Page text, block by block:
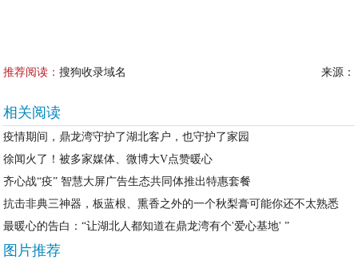
推荐阅读：搜狗收录域名 来源：
相关阅读
疫情期间，鼎龙湾守护了湖北客户，也守护了家园
徐闻火了！被多家媒体、微博大V点赞暖心
齐心战“疫” 智慧大屏广告生态共同体推出特惠套餐
抗击非典三神器，板蓝根、熏香之外的一个秋梨膏可能你还不太熟悉
最暖心的告白：“让湖北人都知道在鼎龙湾有个'爱心基地' ”
图片推荐